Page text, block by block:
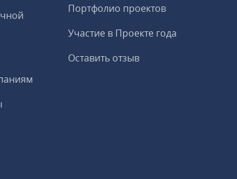
Портфолио проектов
Участие в Проекте года
Оставить отзыв